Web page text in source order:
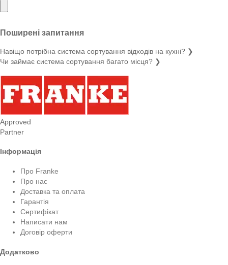
Поширені запитання
Навіщо потрібна система сортування відходів на кухні? ❯
Чи займає система сортування багато місця? ❯
Approved
Partner
Інформація
Про Franke
Про нас
Доставка та оплата
Гарантія
Сертифікат
Написати нам
Договір оферти
Додатково